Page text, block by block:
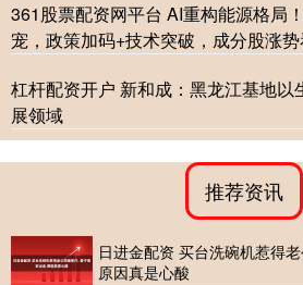
361股票配资网平台 AI重构能源格局
宠，政策加码+技术突破，成分股涨势
杠杆配资开户 新和成：黑龙江基地以
展领域
推荐资讯
日进金配资 买台洗碗机惹得
原因真是心酸